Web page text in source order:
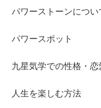
パワーストーンについ
パワースポット
九星気学での性格・
人生を楽しむ方法